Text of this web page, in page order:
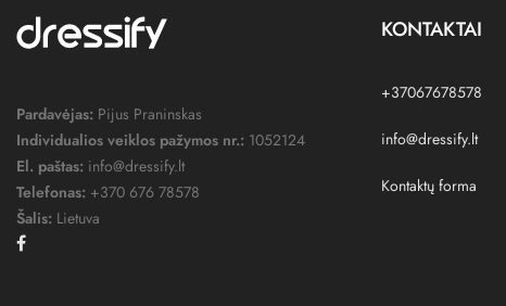
Pardavėjas: Pijus Praninskas
Individualios veiklos pažymos nr.: 1052124
El. paštas: info@dressify.lt
Telefonas: +370 676 78578
Šalis: Lietuva
KONTAKTAI
+37067678578
info@dressify.lt
Kontaktų forma